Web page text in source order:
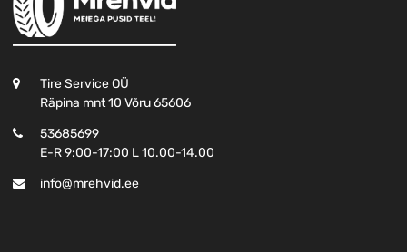
Tire Service OÜ
Räpina mnt 10 Võru 65606
53685699
E-R 9:00-17:00 L 10.00-14.00
info@mrehvid.ee